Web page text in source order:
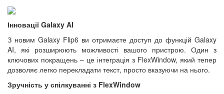
Інновації Galaxy AI
З новим Galaxy Flip6 ви отримаєте доступ до функцій Galaxy
AI, які розширюють можливості вашого пристрою. Один з
ключових покращень – це інтеграція з FlexWindow, який тепер
дозволяє легко перекладати текст, просто вказуючи на нього.
Зручність у спілкуванні з FlexWindow